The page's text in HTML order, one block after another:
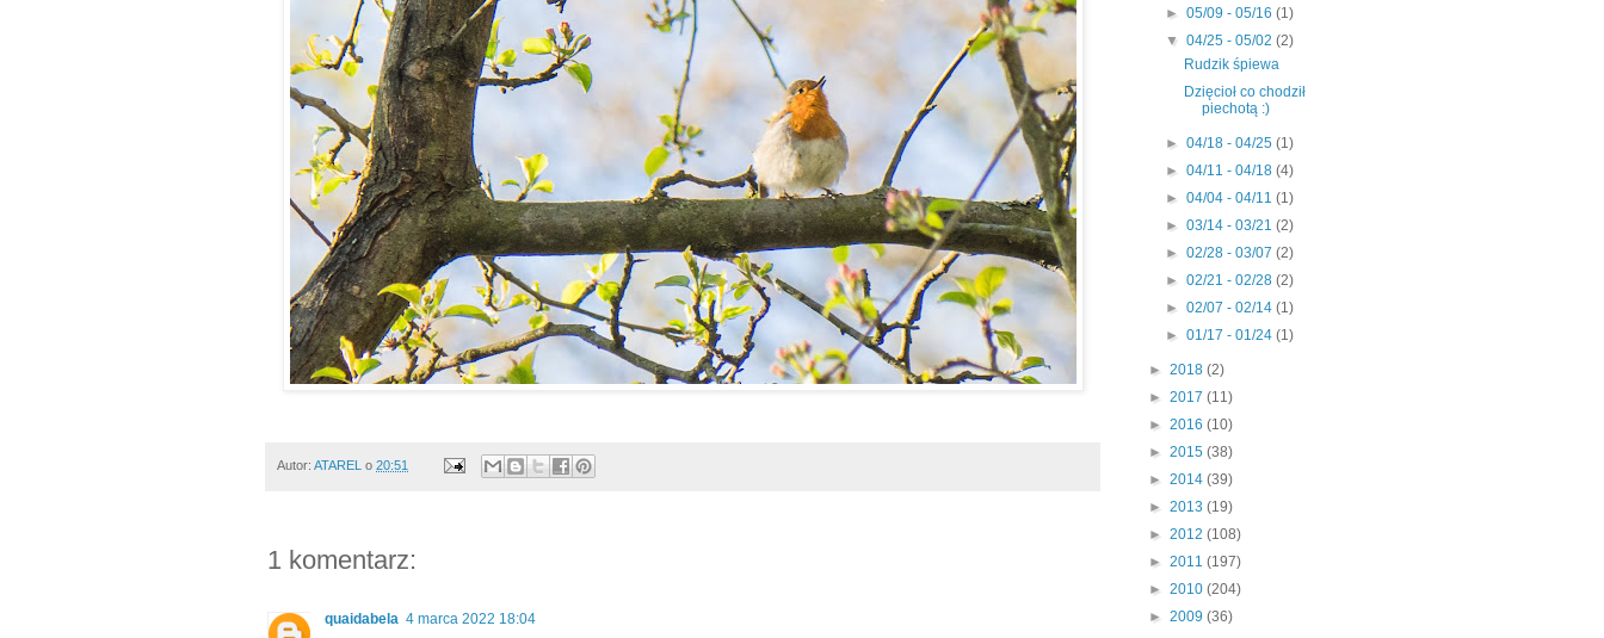
Autor: ATAREL o 20:51
1 komentarz:
quaidabela 4 marca 2022 18:04
►05/09 - 05/16(1)
▼04/25 - 05/02(2)
Rudzik śpiewa
Dzięcioł co chodził
piechotą :)
►04/18 - 04/25(1)
►04/11 - 04/18(4)
►04/04 - 04/11(1)
►03/14 - 03/21(2)
►02/28 - 03/07(2)
►02/21 - 02/28(2)
►02/07 - 02/14(1)
►01/17 - 01/24(1)
► 2018 (2)
► 2017 (11)
► 2016 (10)
► 2015 (38)
► 2014 (39)
► 2013 (19)
► 2012 (108)
► 2011 (197)
► 2010 (204)
► 2009 (36)